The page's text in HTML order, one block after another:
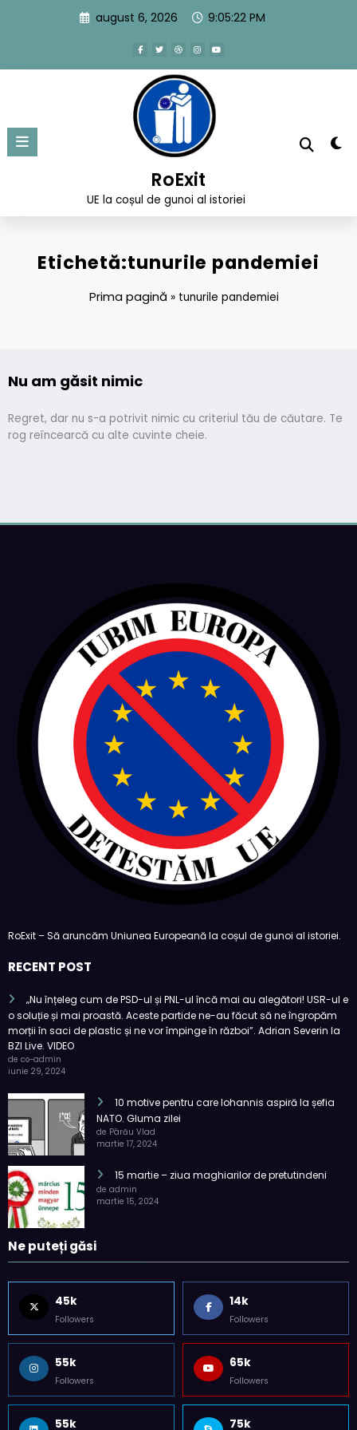
august 6, 2026 9:05:22 PM
RoExit
UE la coșul de gunoi al istoriei
Etichetă:tunurile pandemiei
Prima pagină » tunurile pandemiei
Nu am găsit nimic
Regret, dar nu s-a potrivit nimic cu criteriul tău de căutare. Te
rog reîncearcă cu alte cuvinte cheie.
RoExit – Să aruncăm Uniunea Europeană la coșul de gunoi al istoriei.
RECENT POST
„Nu înțeleg cum de PSD-ul și PNL-ul încă mai au alegători! USR-ul e
o soluție și mai proastă. Aceste partide ne-au făcut să ne îngropăm
morții în saci de plastic și ne vor împinge în război”. Adrian Severin la
BZI Live. VIDEO
de co-admin
iunie 29, 2024
10 motive pentru care Iohannis aspiră la șefia
NATO. Gluma zilei
de Pârău Vlad
martie 17, 2024
15 martie – ziua maghiarilor de pretutindeni
de admin
martie 15, 2024
Ne puteți găsi
45k
Followers
14k
Followers
55k
Followers
65k
Followers
55k 75k